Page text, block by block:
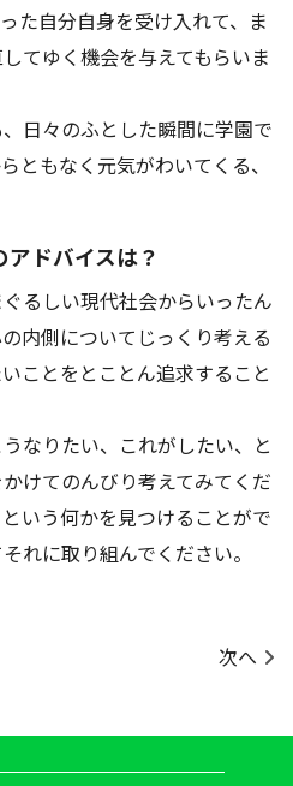
た自分自身を受け入れて、ま
てゆく機会を与えてもらいま
日々のふとした瞬間に学園で
ともなく元気がわいてくる、
ドバイスは？
るしい現代社会からいったん
内側についてじっくり考える
ことをとことん追求すること
なりたい、これがしたい、と
けてのんびり考えてみてくだ
いう何かを見つけることがで
れに取り組んでください。
次へ